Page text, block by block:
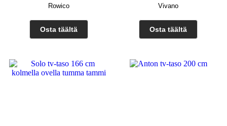
Rowico
Osta täältä
Vivano
Osta täältä